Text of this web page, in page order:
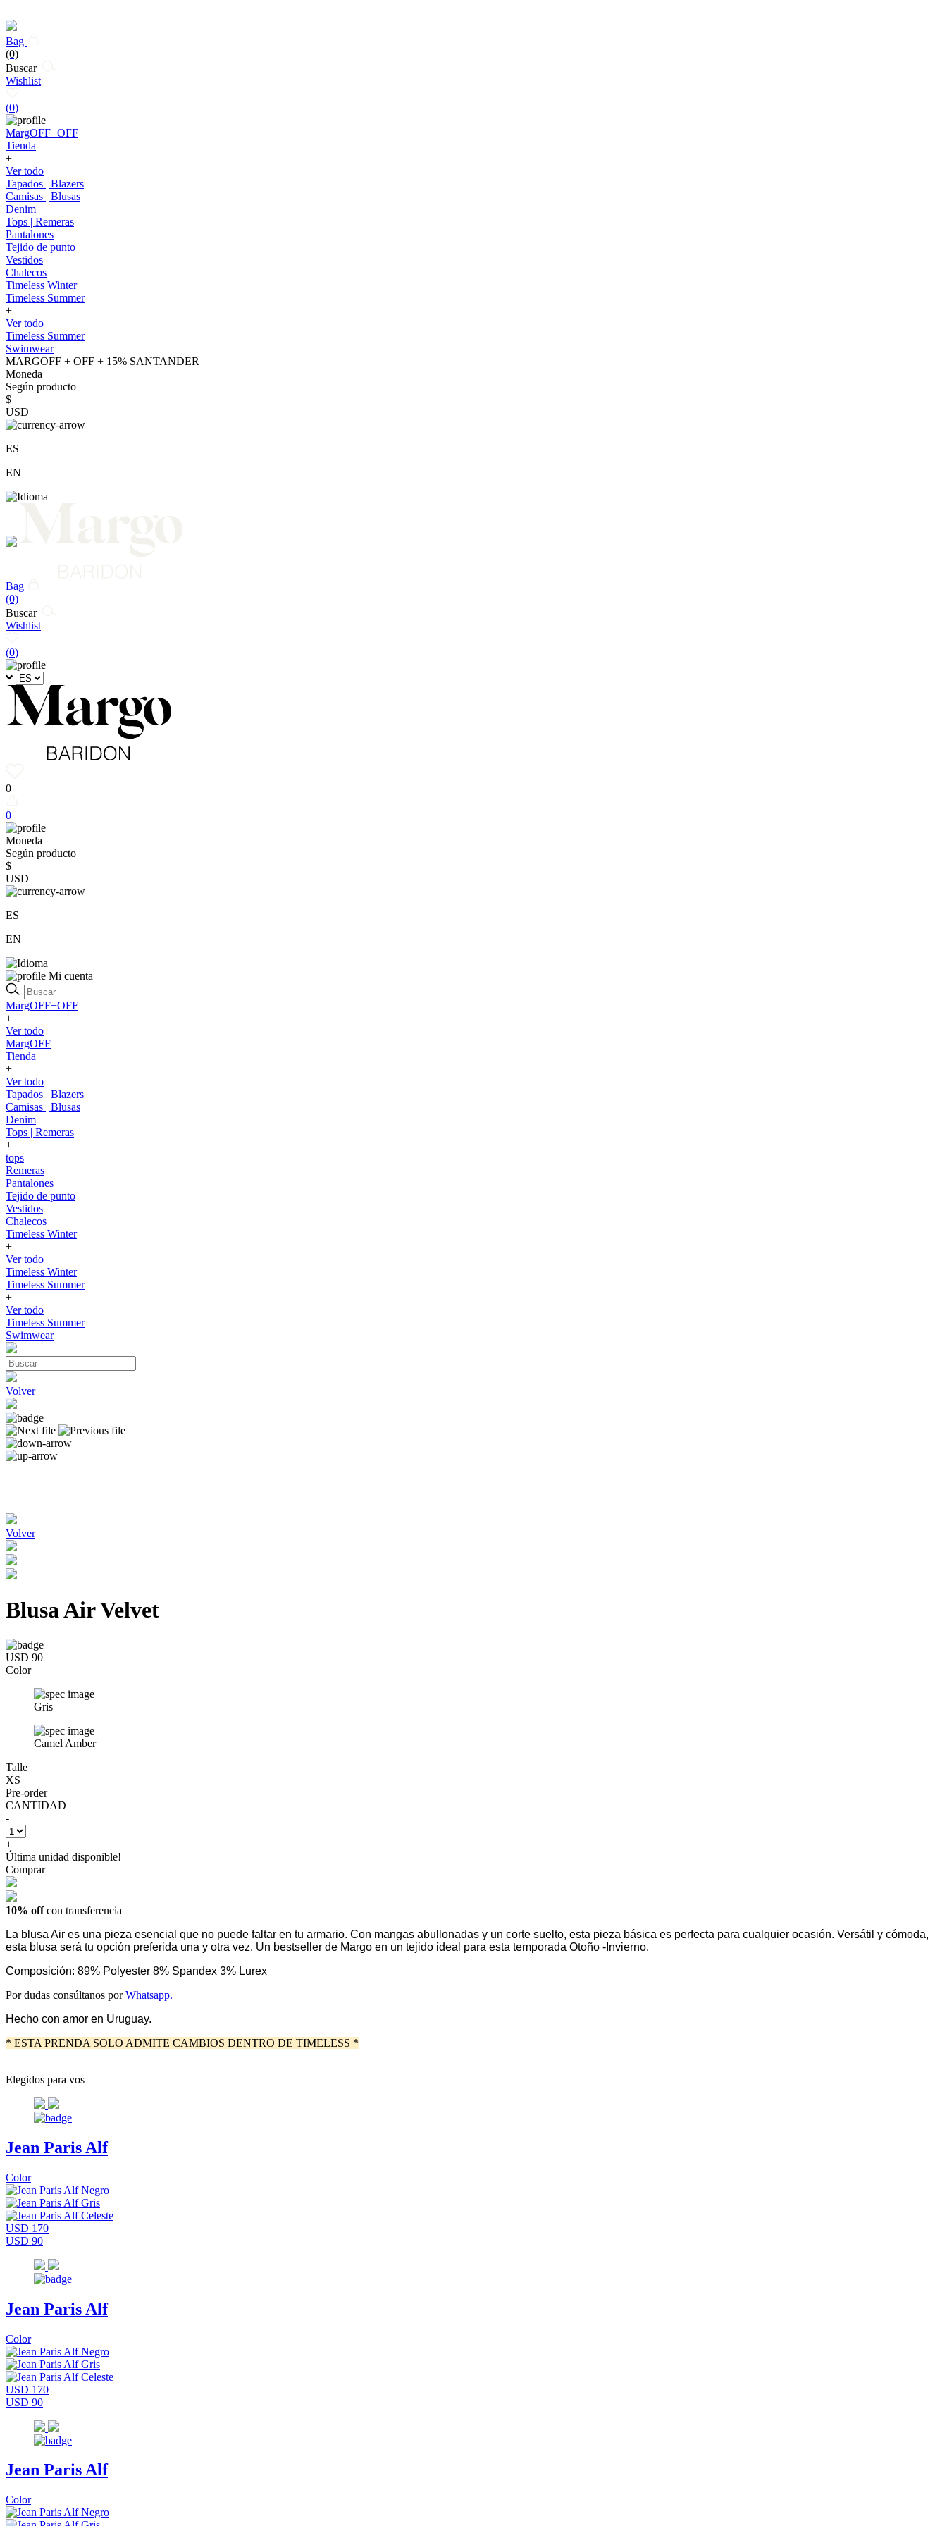
Bag
(0)
Buscar
Wishlist
(0)
MargOFF+OFF
Tienda
+
Ver todo
Tapados | Blazers
Camisas | Blusas
Denim
Tops | Remeras
Pantalones
Tejido de punto
Vestidos
Chalecos
Timeless Winter
Timeless Summer
+
Ver todo
Timeless Summer
Swimwear
MARGOFF + OFF + 15% SANTANDER
Moneda
Según producto
$
USD
ES
EN
Bag
(0)
Buscar
Wishlist
(0)
0
0
Moneda
Según producto
$
USD
ES
EN
Mi cuenta
MargOFF+OFF
+
Ver todo
MargOFF
Tienda
+
Ver todo
Tapados | Blazers
Camisas | Blusas
Denim
Tops | Remeras
+
tops
Remeras
Pantalones
Tejido de punto
Vestidos
Chalecos
Timeless Winter
+
Ver todo
Timeless Winter
Timeless Summer
+
Ver todo
Timeless Summer
Swimwear
Volver
Volver
Blusa Air Velvet
USD 90
Color
Gris
Camel Amber
Talle
XS
Pre-order
CANTIDAD
-
+
Última unidad disponible!
Comprar
10% offcon transferencia
La blusa Air es una pieza esencial que no puede faltar en tu armario. Con mangas abullonadas y un corte suelto, esta pieza básica es perfecta para cualquier ocasión. Versátil y cómoda,
esta blusa será tu opción preferida una y otra vez. Un bestseller de Margo en un tejido ideal para esta temporada Otoño -Invierno.
Composición: 89% Polyester 8% Spandex 3% Lurex
Por dudas consúltanos porWhatsapp.
Hecho con amor en Uruguay.
* ESTA PRENDA SOLO ADMITE CAMBIOS DENTRO DE TIMELESS *
Elegidos para vos
Jean Paris Alf
Color
USD 170
USD 90
Jean Paris Alf
Color
USD 170
USD 90
Jean Paris Alf
Color